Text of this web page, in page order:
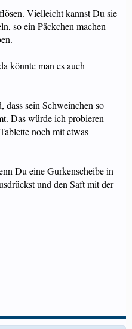
Vielleicht kannst Du sie
so ein Päckchen machen
könnte man es auch
dass sein Schweinchen so
Das würde ich probieren
noch mit etwas
Du eine Gurkenscheibe in
und den Saft mit der